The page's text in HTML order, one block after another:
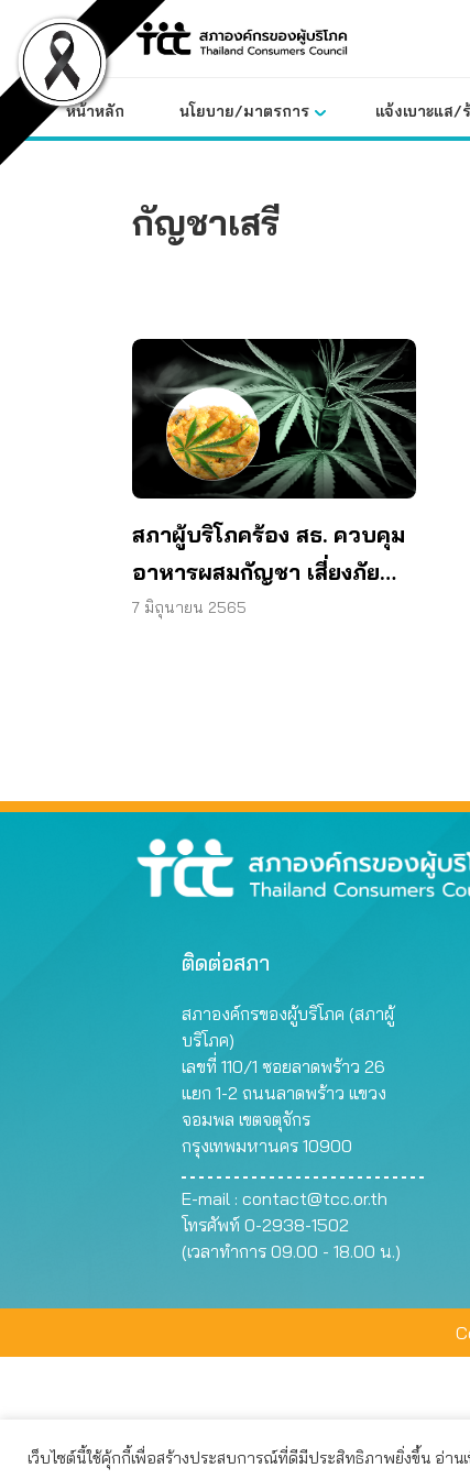
content
หน้าหลัก นโยบาย/มาตรการ แจ้งเบาะแส/
กัญชาเสรี
สภาผู้บริโภคร้อง สธ. ควบคุม
อาหารผสมกัญชา เสี่ยงภัย
สุขภาพผู้บริโภค
7 มิถุนายน 2565
ติดต่อสภา
สภาองค์กรของผู้บริโภค (สภาผู้
บริโภค)
เลขที่ 110/1 ซอยลาดพร้าว 26
แยก 1-2 ถนนลาดพร้าว แขวง
จอมพล เขตจตุจักร
กรุงเทพมหานคร 10900
E-mail : contact@tcc.or.th
โทรศัพท์ 0-2938-1502
(เวลาทำการ 09.00 - 18.00 น.)
เว็บไซต์นี้ใช้คุ้กกี้เพื่อสร้างประสบการณ์ที่ดีมีประสิทธิภาพยิ่งขึ้น อ่าน
เว็บไซต์นี้ใช้คุกกี้เพื่อมอบประสบการณ์การใช้งานที่ดีให้แ